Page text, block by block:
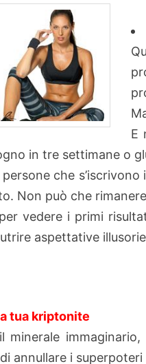
E
in tre settimane o
che
Non può che
vedere i primi
aspettative
tua kriptonite
minerale
annullare i